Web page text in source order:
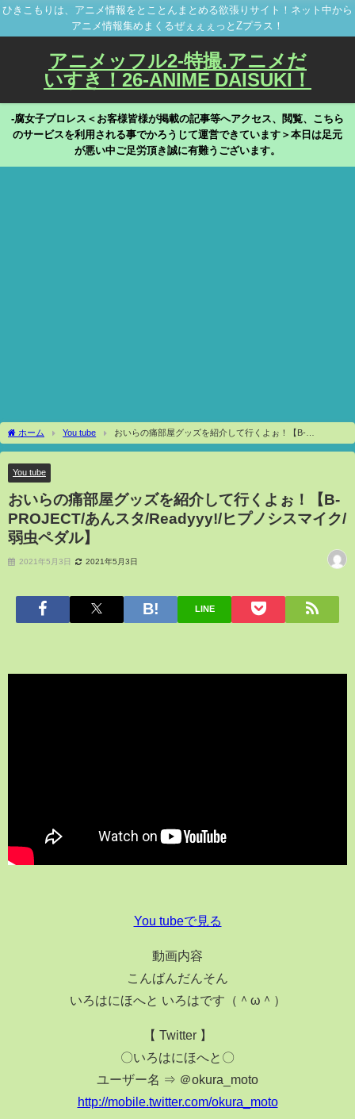
ひきこもりは、アニメ情報をとことんまとめる欲張りサイト！ネット中から
アニメ情報集めまくるぜぇぇぇっとZプラス！
アニメッフル2-特撮.アニメだ
いすき！26-ANIME DAISUKI！
-腐女子プロレス＜お客様皆様が掲載の記事等へアクセス、閲覧、こちら
のサービスを利用される事でかろうじて運営できています＞本日は足元
が悪い中ご足労頂き誠に有難うございます。
ホーム You tube
おいらの痛部屋グッズを紹介して行くよぉ！【B-
PROJECT/あんスタ/Readyyy!/ヒプノシスマイク/弱虫ペダル】
You tube
おいらの痛部屋グッズを紹介して行くよぉ！【B-
PROJECT/あんスタ/Readyyy!/ヒプノシスマイク/
弱虫ペダル】
2021年5月3日 2021年5月3日
LINE
You tubeで見る
動画内容
こんばんだんそん
いろはにほへと いろはです（＾ω＾）
【 Twitter 】
〇いろはにほへと〇
ユーザー名 ⇒ ＠okura_moto
http://mobile.twitter.com/okura_moto